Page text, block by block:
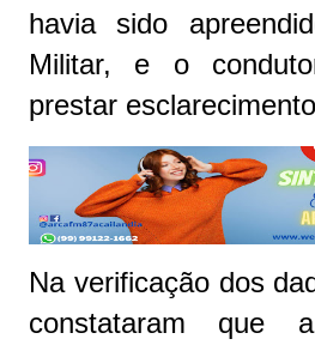
havia sido
Militar, e o
prestar
Na verificação dos
constataram que